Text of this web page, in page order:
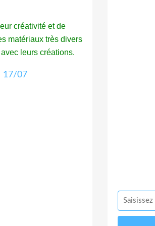
créativité et de
matériaux très divers
leurs créations.